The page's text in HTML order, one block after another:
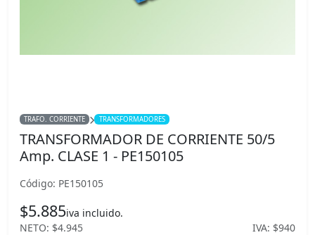
TRAFO. CORRIENTE TRANSFORMADORES
TRANSFORMADOR DE CORRIENTE 50/5
Amp. CLASE 1 - PE150105
Código: PE150105
$5.885iva incluido.
NETO: $4.945
IVA: $940